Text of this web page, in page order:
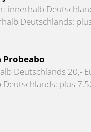
innerhalb
Deutschlands:
Probeabo
Deutschlands 20,-
plus